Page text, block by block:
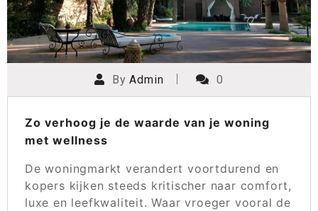
ByAdmin 0
Zo verhoog je de waarde van je woning
met wellness
De woningmarkt verandert voortdurend en
kopers kijken steeds kritischer naar comfort,
luxe en leefkwaliteit. Waar vroeger vooral de